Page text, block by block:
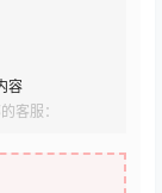
容
客服：